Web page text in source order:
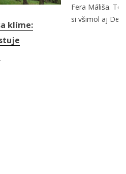
klíme:
Fera Máliša.
si všimol aj